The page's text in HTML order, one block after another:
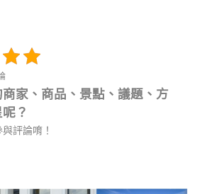
家、商品、景點、議題、方
？
評論唷！